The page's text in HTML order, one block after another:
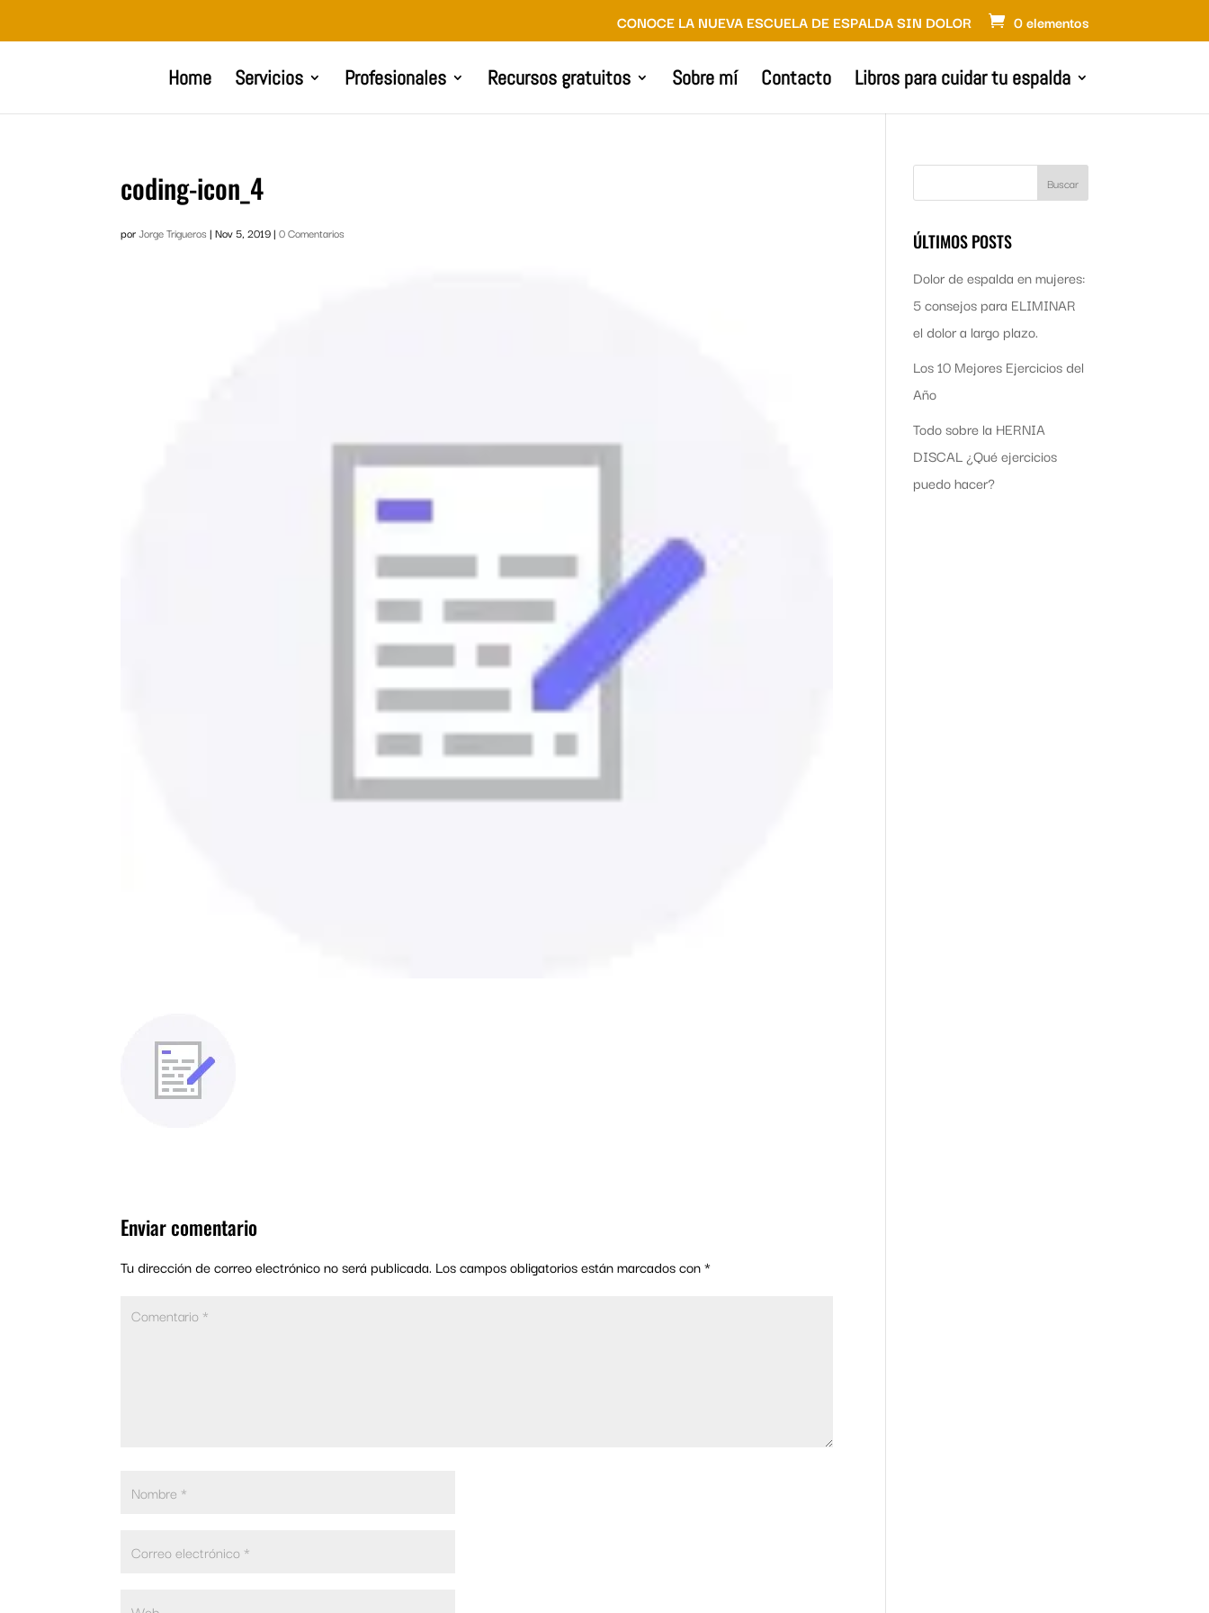
CONOCE LA NUEVA ESCUELA DE ESPALDA SIN DOLOR 0 elementos
Home Servicios Profesionales Recursos gratuitos Sobre mí Contacto Libros para cuidar tu espalda
coding-icon_4
porJorge Trigueros |Nov 5, 2019|0 Comentarios
Enviar comentario
Tu dirección de correo electrónico no será publicada. Los campos obligatorios están marcados con*
ÚLTIMOS POSTS
Dolor de espalda en mujeres:
5 consejos para ELIMINAR
el dolor a largo plazo.
Los 10 Mejores Ejercicios del
Año
Todo sobre la HERNIA
DISCAL ¿Qué ejercicios
puedo hacer?